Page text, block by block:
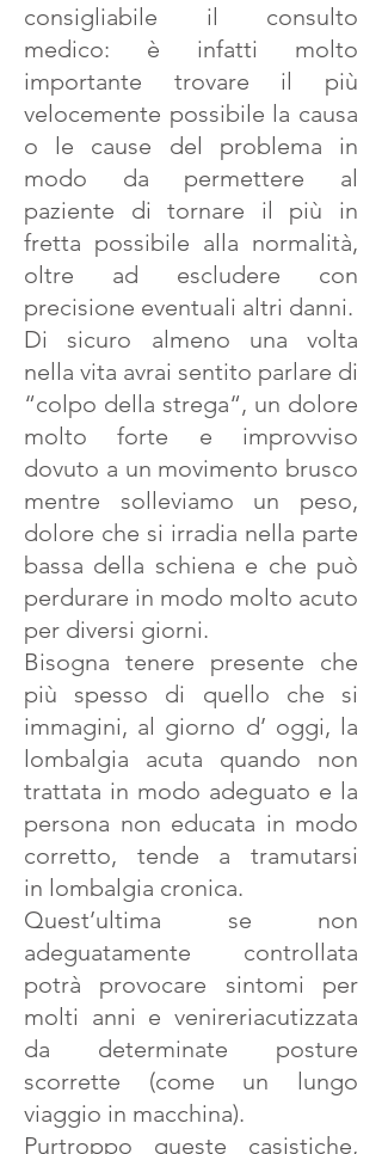
consigliabile il consulto
medico: è infatti molto
importante trovare il più
velocemente possibile la causa
o le cause del problema in
modo da permettere al
paziente di tornare il più in
fretta possibile alla normalità,
oltre ad escludere con
precisione eventuali altri danni.
Di sicuro almeno una volta
nella vita avrai sentito parlare di
“colpo della strega“, un dolore
molto forte e improvviso
dovuto a un movimento brusco
mentre solleviamo un peso,
dolore che si irradia nella parte
bassa della schiena e che può
perdurare in modo molto acuto
per diversi giorni.
Bisogna tenere presente che
più spesso di quello che si
immagini, al giorno d’ oggi, la
lombalgia acuta quando non
trattata in modo adeguato e la
persona non educata in modo
corretto, tende a tramutarsi
in lombalgia cronica.
Quest’ultima se non
adeguatamente controllata
potrà provocare sintomi per
molti anni e venireriacutizzata
da determinate posture
scorrette (come un lungo
viaggio in macchina).
Purtroppo queste casistiche,